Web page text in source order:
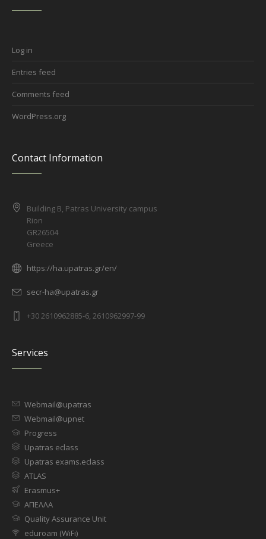
Log in
Entries feed
Comments feed
WordPress.org
Contact Information
Building B, Patras University campus
Rion
GR26504
Greece
https://ha.upatras.gr/en/
secr-ha@upatras.gr
+30 2610962885-6, 2610962997-99
Services
Webmail@upatras
Webmail@upnet
Progress
Upatras eclass
Upatras exams.eclass
ATLAS
Erasmus+
ΑΠΕΛΛΑ
Quality Assurance Unit
eduroam (WiFi)